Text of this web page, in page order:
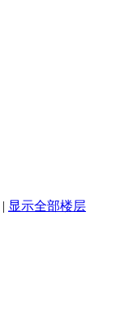
| 显示全部楼层